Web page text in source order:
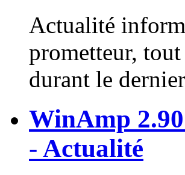
Actualité
prometteur,
durant le
WinAmp
- Actualité